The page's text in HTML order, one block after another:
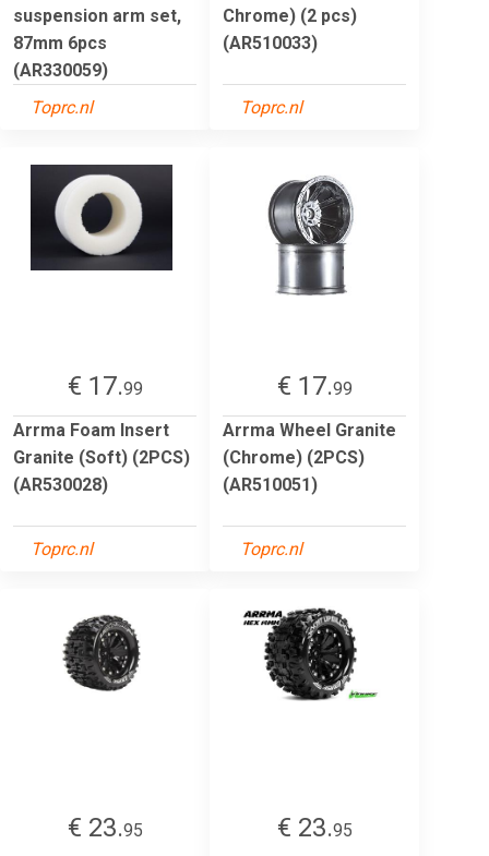
suspension arm set,
87mm 6pcs
(AR330059)
Toprc.nl
Chrome) (2 pcs)
(AR510033)
Toprc.nl
€ 17.99
Arrma Foam Insert
Granite (Soft) (2PCS)
(AR530028)
Toprc.nl
€ 17.99
Arrma Wheel Granite
(Chrome) (2PCS)
(AR510051)
Toprc.nl
€ 23.95
€ 23.95